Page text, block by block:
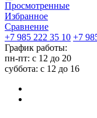
Просмотренные
Избранное
Сравнение
+7 985 222 35 10 +7
График работы:
пн-пт: с 12 до 20
суббота: c 12 до 16